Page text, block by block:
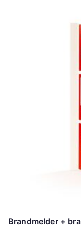
Brandmelder +